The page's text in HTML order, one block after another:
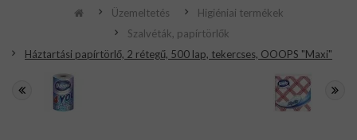
Üzemeltetés
Higiéniai termékek
Szalvéták, papírtörlők
Háztartási papírtörlő, 2 rétegű, 500 lap, tekercses, OOOPS "Maxi"